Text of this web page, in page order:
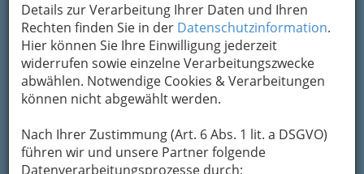
Details zur Verarbeitung Ihrer Daten und Ihren
Rechten finden Sie in der Datenschutzinformation.
Hier können Sie Ihre Einwilligung jederzeit
widerrufen sowie einzelne Verarbeitungszwecke
abwählen. Notwendige Cookies & Verarbeitungen
können nicht abgewählt werden.
Nach Ihrer Zustimmung (Art. 6 Abs. 1 lit. a DSGVO)
führen wir und unsere Partner folgende
Datenverarbeitungsprozesse durch:
Kontaktaufnahme
Um die Info-Graz Firmenvor Spam-Mails zu
bewahren, verwenden wir an dieser Stelle zur
Übermittlung Ihrer Nachricht ein sicheres
Formular. Ihre Nachricht wird nach dem
Unternehmen Doz. Dr.med. Bernd Leinweber -
Facharzt für Haut- und Geschlechtskrankheiten